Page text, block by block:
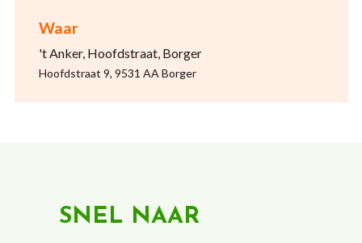
Waar
't Anker, Hoofdstraat, Borger
Hoofdstraat 9, 9531 AA Borger
SNEL NAAR